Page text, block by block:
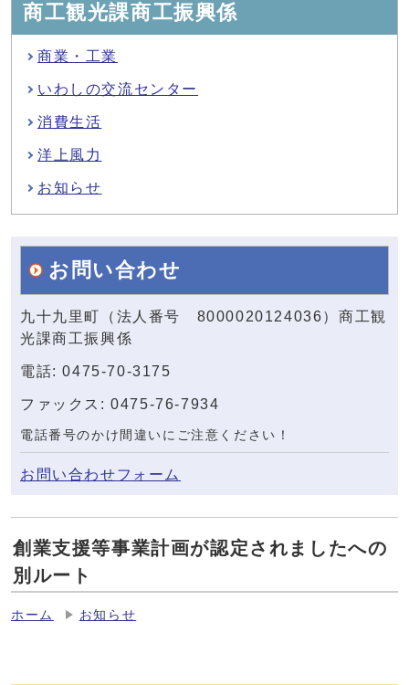
商工観光課商工振興係
商業・工業
いわしの交流センター
消費生活
洋上風力
お知らせ
お問い合わせ
九十九里町（法人番号 8000020124036）商工観
光課商工振興係
電話: 0475-70-3175
ファックス: 0475-76-7934
電話番号のかけ間違いにご注意ください！
お問い合わせフォーム
創業支援等事業計画が認定されましたへの
別ルート
ホーム お知らせ